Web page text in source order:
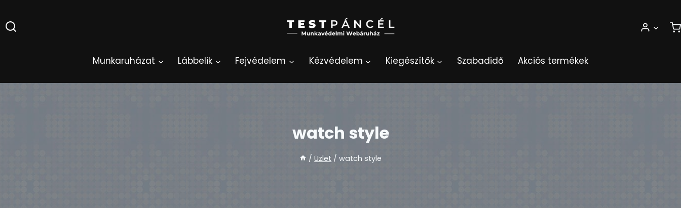
to
content
Munkaruházat Lábbelik Fejvédelem Kézvédelem Kiegészítők Szabadidő Akciós termékek
watch style
/ Üzlet / watch style